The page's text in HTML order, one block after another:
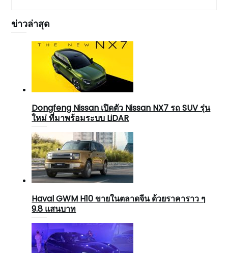
ข่าวล่าสุด
Dongfeng Nissan เปิดตัว Nissan NX7 รถ SUV รุ่น
ใหม่ ที่มาพร้อมระบบ LiDAR
Haval GWM H10 ขายในตลาดจีน ด้วยราคาราว ๆ
9.8 แสนบาท